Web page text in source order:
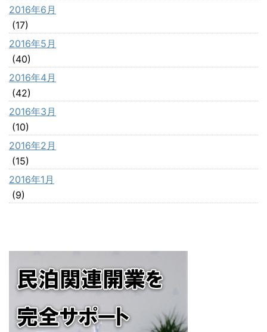
2016年6月
(17)
2016年5月
(40)
2016年4月
(42)
2016年3月
(10)
2016年2月
(15)
2016年1月
(9)